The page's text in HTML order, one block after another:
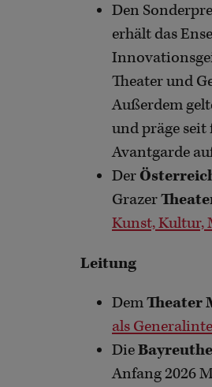
Den
erhält das
Theater und
Außerdem
und präge
Avantgarde
Der
Grazer
Kunst, Kultur,
Leitung
DemTheater
als
Die
Anfang 2026